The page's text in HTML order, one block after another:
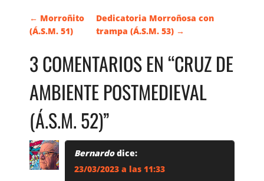
N
A
V
E
G
A
← Morroñito
(Á.S.M. 51)
Dedicatoria Morroñosa con
trampa (Á.S.M. 53) →
3 COMENTARIOS EN “CRUZ DE
AMBIENTE POSTMEDIEVAL
(Á.S.M. 52)”
Bernardo dice:
23/03/2023 a las 11:33